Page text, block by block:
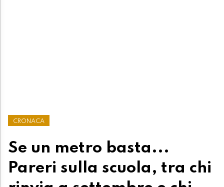
CRONACA
Se un metro basta...
Pareri sulla scuola, tra chi